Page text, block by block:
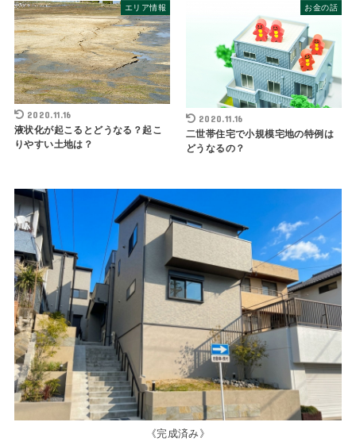
エリア情報
2020.11.16
液状化が起こるとどうなる？起こ
りやすい土地は？
お金の話
2020.11.16
二世帯住宅で小規模宅地の特例は
どうなるの？
《完成済み》